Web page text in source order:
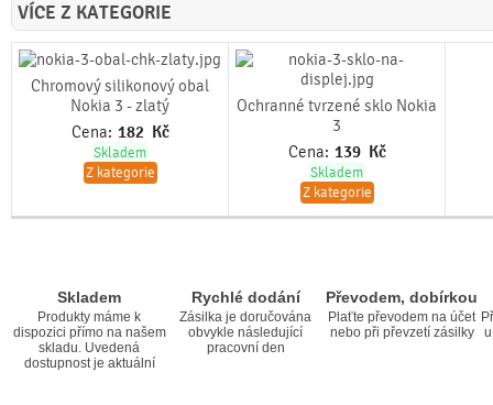
VÍCE Z KATEGORIE
Chromový silikonový obal
Nokia 3 - zlatý
Cena: 182 Kč
Skladem
Z kategorie
Ochranné tvrzené sklo Nokia
3
Cena: 139 Kč
Skladem
Z kategorie
Skladem
Produkty máme k
dispozici přímo na našem
skladu. Uvedená
dostupnost je aktuální
Rychlé dodání
Zásilka je doručována
obvykle následující
pracovní den
Převodem, dobírkou
Plaťte převodem na účet
nebo při převzetí zásilky